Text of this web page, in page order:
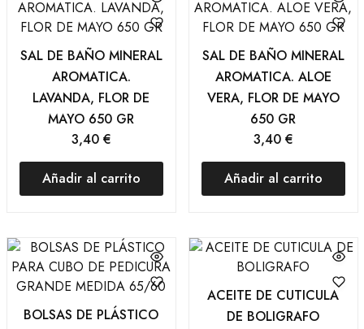
SAL DE BAÑO MINERAL
AROMATICA.
LAVANDA, FLOR DE
MAYO 650 GR
3,40 €
Añadir al carrito
SAL DE BAÑO MINERAL
AROMATICA. ALOE
VERA, FLOR DE MAYO
650 GR
3,40 €
Añadir al carrito
BOLSAS DE PLÁSTICO
ACEITE DE CUTICULA
DE BOLIGRAFO